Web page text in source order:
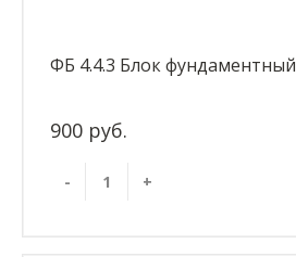
ФБ 4.4.3 Блок фундаментный
900 руб.
- +